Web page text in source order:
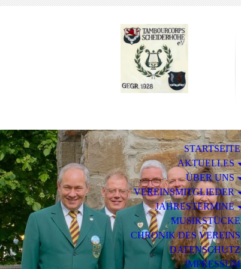
STARTSEITE
AKTUELLES
ÜBER UNS
VEREINSMITGLIEDER
JAHRESTERMINE
MUSIKSTÜCKE
CHRONIK DES VEREINS
DATENSCHUTZ
IMPRESSUM